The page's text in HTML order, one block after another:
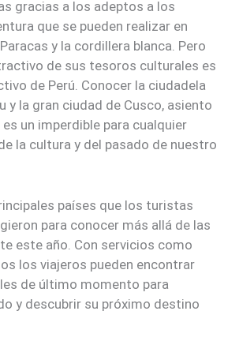
gracias a los adeptos a los
que se pueden realizar en
y la cordillera blanca. Pero
de sus tesoros culturales es
de Perú. Conocer la ciudadela
y la gran ciudad de Cusco, asiento
un imperdible para cualquier
la cultura y del pasado de nuestro
países que los turistas
para conocer más allá de las
este año. Con servicios como
los viajeros pueden encontrar
de último momento para
y descubrir su próximo destino